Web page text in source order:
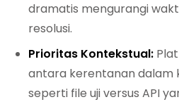
dramatis mengurangi
resolusi.
Prioritas Kontekstual:
antara kerentanan dalam
seperti file uji versus API